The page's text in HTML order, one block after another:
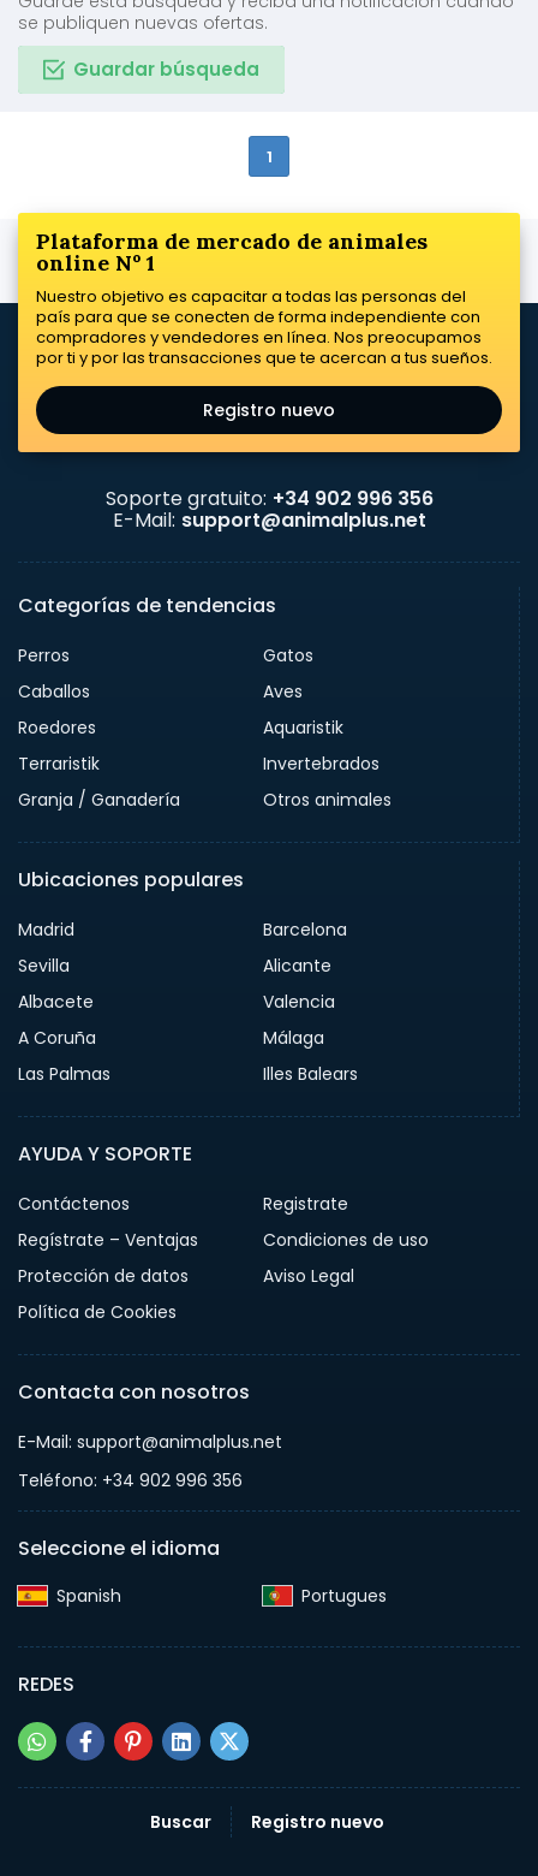
se publiquen nuevas ofertas.
Guardar búsqueda
1
Plataforma de mercado de animales
online Nº 1
Nuestro objetivo es capacitar a todas las personas del
país para que se conecten de forma independiente con
compradores y vendedores en línea. Nos preocupamos
por ti y por las transacciones que te acercan a tus sueños.
Registro nuevo
Soporte gratuito: +34 902 996 356
E-Mail: support@animalplus.net
Categorías de tendencias
Perros
Gatos
Caballos
Aves
Roedores
Aquaristik
Terraristik
Invertebrados
Granja / Ganadería
Otros animales
Ubicaciones populares
Madrid
Barcelona
Sevilla
Alicante
Albacete
Valencia
A Coruña
Málaga
Las Palmas
Illes Balears
AYUDA Y SOPORTE
Contáctenos
Registrate
Regístrate – Ventajas
Condiciones de uso
Protección de datos
Aviso Legal
Política de Cookies
Contacta con nosotros
E-Mail: support@animalplus.net
Teléfono: +34 902 996 356
Seleccione el idioma
Spanish‎ Portugues‎
REDES
Buscar Registro nuevo